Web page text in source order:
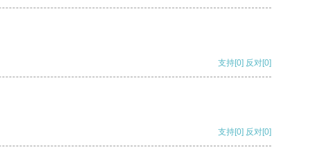
支持[0] 反对[0]
支持[0] 反对[0]